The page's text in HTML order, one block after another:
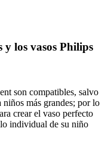
y los vasos Philips
son compatibles, salvo
niños más grandes; por lo
crear el vaso perfecto
individual de su niño